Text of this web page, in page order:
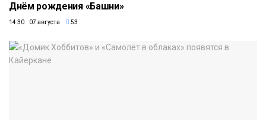
Днём рождения «Башни»
14:30 07 августа 53